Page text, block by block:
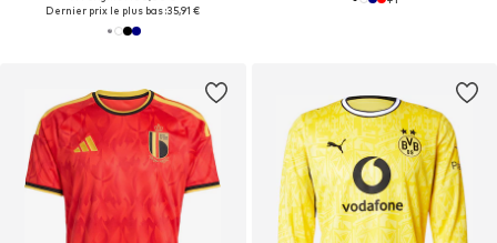
Dernier prix le plus bas :35,91 €